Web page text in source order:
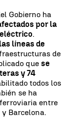
Gobierno ha
por la
.
líneas de
de
que se
y 74
todos los
se ha
entre
Barcelona.